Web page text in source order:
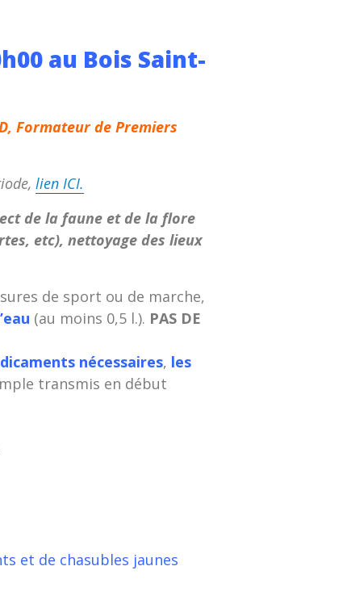
au Bois Saint-
Formateur de Premiers
lien ICI.
de la faune et de la flore
etc), nettoyage des lieux
de sport ou de marche,
(au moins 0,5 l.). PAS DE
nécessaires, les
transmis en début
et de chasubles jaunes